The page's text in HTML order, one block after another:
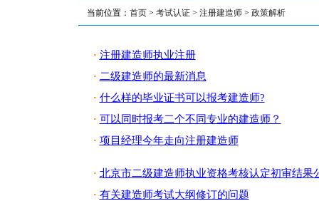
当前位置： 首页 > 考试认证 > 注册建造师 > 政策解析
· 注册建造师执业注册
· 二级建造师的最新消息
· 什么样的毕业证书可以报考建造师?
· 可以同时报考二个不同专业的建造师？
· 项目经理今年走向注册建造师
· 北京市二级建造师执业资格考核认定初审结果
· 有关建造师考试大纲修订的问题